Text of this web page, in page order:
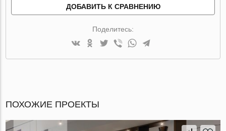
ДОБАВИТЬ К СРАВНЕНИЮ
Поделитесь:
ПОХОЖИЕ ПРОЕКТЫ